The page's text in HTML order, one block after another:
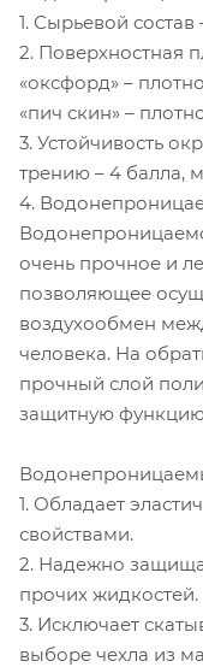
1. Сырьевой состав
2. Поверхностная
«оксфорд» –
«пич скин» –
3. Устойчивость
трению – 4 балла,
4.
очень прочное и
позволяющее
воздухообмен
человека. На
прочный слой
защитную
1. Обладает
свойствами.
2. Надежно
прочих жидкостей.
3. Исключает
выборе чехла из